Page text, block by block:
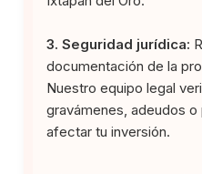
3. Seguridad jurídica:
documentación de la
Nuestro equipo legal
gravámenes, adeudos
afectar tu inversión.